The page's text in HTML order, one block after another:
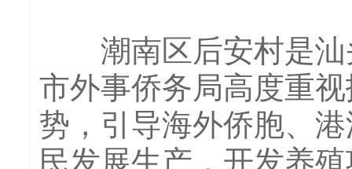
潮南区后安村是汕
市外事侨务局高度重
势，引导海外侨胞、
民发展生产，开发养